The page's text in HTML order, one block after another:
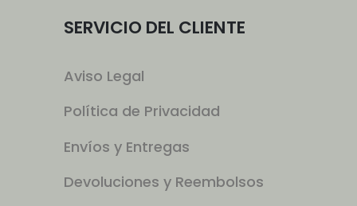
SERVICIO DEL CLIENTE
Aviso Legal
Política de Privacidad
Envíos y Entregas
Devoluciones y Reembolsos